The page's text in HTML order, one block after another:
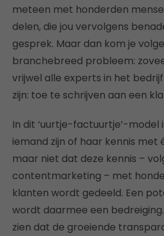
meteen met honderden
delen, die jou vervolgens
gesprek. Maar dan kom je
branchebreed probleem:
vrijwel alle experts in het
zijn: toe te schrijven aan een
In dit ‘uurtje-factuurtje’-model
iemand zijn of haar kennis met
maar niet dat deze kennis –
contentmarketing – met
klanten wordt gedeeld. Een
wordt daarmee een
zien dat de groeiende